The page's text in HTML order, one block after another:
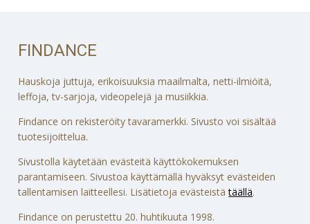
FINDANCE
Hauskoja juttuja, erikoisuuksia maailmalta, netti-ilmiöitä,
leffoja, tv-sarjoja, videopelejä ja musiikkia.
Findance on rekisteröity tavaramerkki. Sivusto voi sisältää
tuotesijoittelua.
Sivustolla käytetään evästeitä käyttökokemuksen
parantamiseen. Sivustoa käyttämällä hyväksyt evästeiden
tallentamisen laitteellesi. Lisätietoja evästeistätäällä.
Findance on perustettu 20. huhtikuuta 1998.